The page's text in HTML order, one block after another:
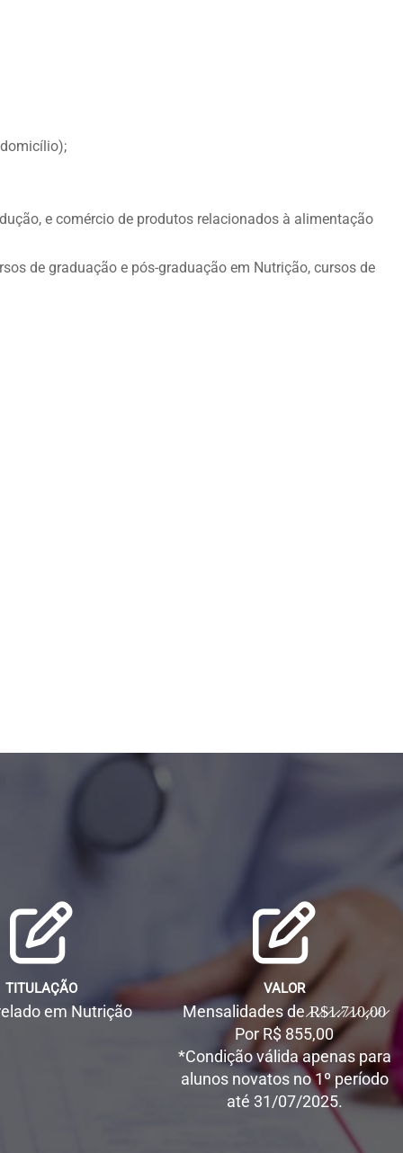
e comércio de produtos relacionados à alimentação
de graduação e pós-graduação em Nutrição, cursos de
TITULAÇÃO
em Nutrição
VALOR
Mensalidades de ̷R̷$̷1̷.̷7̷1̷0̷,̷0̷0̷
Por R$ 855,00
*Condição válida apenas para
alunos novatos no 1º período
até 31/07/2025.